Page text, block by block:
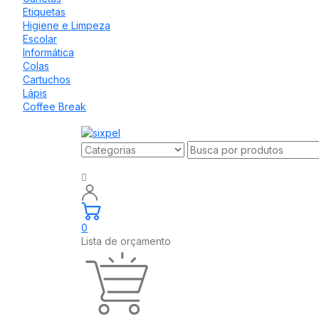
Etiquetas
Higiene e Limpeza
Escolar
Informática
Colas
Cartuchos
Lápis
Coffee Break
0
Lista de orçamento